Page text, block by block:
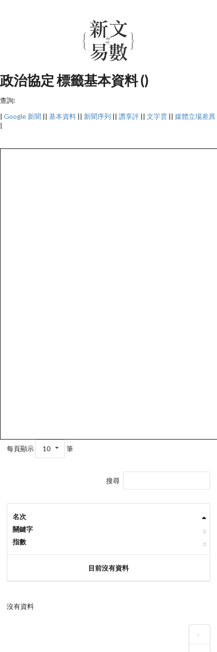
政治協定 標籤基本資料 ()
查詢:
| Google 新聞 || 基本資料 || 新聞序列 || 讚享評 || 文字雲 || 媒體立場差異
|
每頁顯示 10 筆
搜尋
名次
關鍵字
指數
目前沒有資料
沒有資料
‹